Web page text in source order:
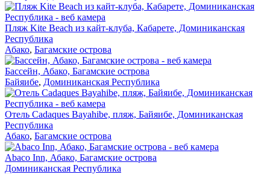
Пляж Kite Beach из кайт-клуба, Кабарете, Доминиканская
Республика
Абако, Багамские острова
Бассейн, Абако, Багамские острова
Байяибе, Доминиканская Республика
Отель Cadaques Bayahibe, пляж, Байяибе, Доминиканская
Республика
Абако, Багамские острова
Abaco Inn, Абако, Багамские острова
Доминиканская Республика